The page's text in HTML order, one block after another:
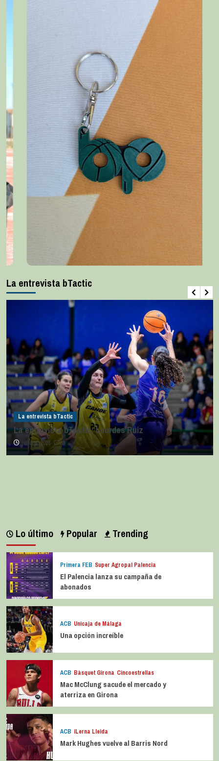
La entrevista bTactic
La entrevista bTactic
La entrevista bTactic: Lourdes Ruiz
julio 11, 2026 0
Lo último Popular Trending
Primera FEB Super Agropal Palencia
El Palencia lanza su campaña de
abonados
ACB Unicaja de Málaga
Una opción increíble
ACB Bàsquet Girona Cincoestrellas
Mac McClung sacude el mercado y
aterriza en Girona
ACB iLerna Lleida
Mark Hughes vuelve al Barris Nord